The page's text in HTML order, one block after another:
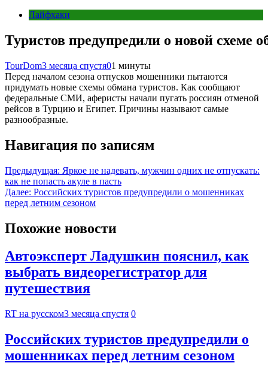
Лайфхаки
Туристов предупредили о новой схеме
TourDom3 месяца спустя01 минуты
Перед началом сезона отпусков мошенники пытаются
придумать новые схемы обмана туристов. Как сообщают
федеральные СМИ, аферисты начали пугать россиян отменой
рейсов в Турцию и Египет. Причины называют самые
разнообразные.
Навигация по записям
Предыдущая: Яркое не надевать, мужчин одних не отпускать:
как не попасть акуле в пасть
Далее: Российских туристов предупредили о мошенниках
перед летним сезоном
Похожие новости
Автоэксперт Ладушкин пояснил, как
выбрать видеорегистратор для
путешествия
RT на русском3 месяца спустя 0
Российских туристов предупредили о
мошенниках перед летним сезоном